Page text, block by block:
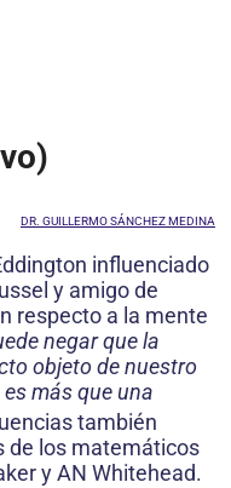
DR. GUILLERMO SÁNCHEZ MEDINA
influenciado
y amigo de
respecto a la mente
negar que la
objeto de nuestro
más que una
también
de los matemáticos
y AN Whitehead.